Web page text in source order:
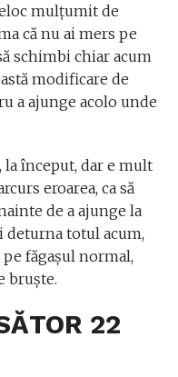
mulţumit de
că nu ai mers pe
schimbi chiar acum
modificare de
a ajunge acolo unde
la început, dar e mult
eroarea, ca să
de a ajunge la
deturna totul acum,
făgaşul normal,
bruşte.
22